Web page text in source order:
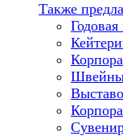
Также
Годовая